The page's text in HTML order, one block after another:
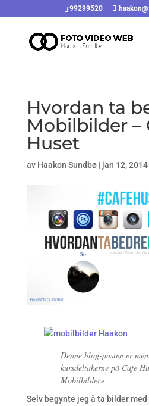
99299520
Hvordan ta
Mobilbilder –
Huset
av Haakon Sundbø| jan 12, 2014
Denne blog-posten er
kursdeltakerne på Cafe
Mobilbilder»
Selv begynte jeg å ta bilder